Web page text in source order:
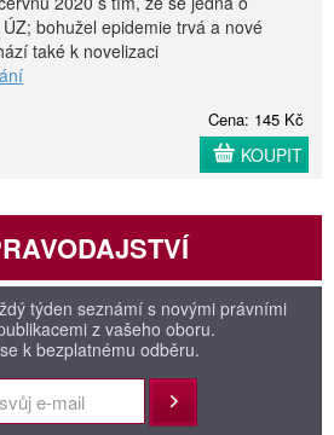
bohužel epidemie trvá a nové
také k novelizaci
Cena: 145 Kč
KOUPIT
týden seznámí s novými právními
z vašeho oboru.
k bezplatnému odběru.
Přihlásit